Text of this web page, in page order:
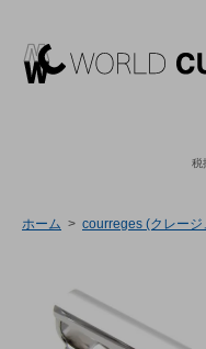
税
ホーム > courreges (クレージ